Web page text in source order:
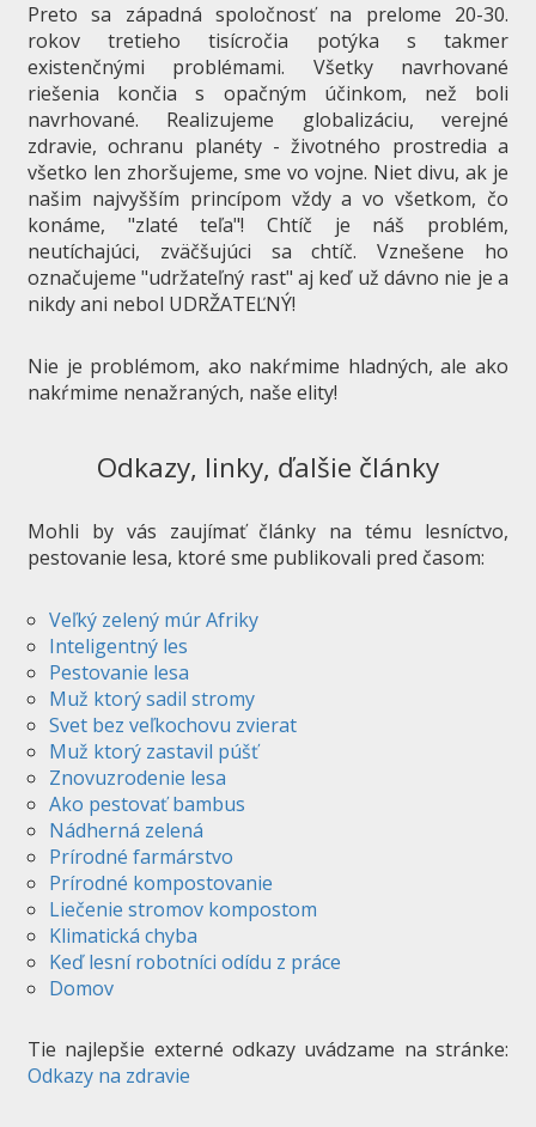
Preto sa západná spoločnosť na prelome 20-30.
rokov tretieho tisícročia potýka s takmer
existenčnými problémami. Všetky navrhované
riešenia končia s opačným účinkom, než boli
navrhované. Realizujeme globalizáciu, verejné
zdravie, ochranu planéty - životného prostredia a
všetko len zhoršujeme, sme vo vojne. Niet divu, ak je
našim najvyšším princípom vždy a vo všetkom, čo
konáme, "zlaté teľa"! Chtíč je náš problém,
neutíchajúci, zväčšujúci sa chtíč. Vznešene ho
označujeme "udržateľný rast" aj keď už dávno nie je a
nikdy ani nebol UDRŽATEĽNÝ!
Nie je problémom, ako nakŕmime hladných, ale ako
nakŕmime nenažraných, naše elity!
Odkazy, linky, ďalšie články
Mohli by vás zaujímať články na tému lesníctvo,
pestovanie lesa, ktoré sme publikovali pred časom:
Veľký zelený múr Afriky
Inteligentný les
Pestovanie lesa
Muž ktorý sadil stromy
Svet bez veľkochovu zvierat
Muž ktorý zastavil púšť
Znovuzrodenie lesa
Ako pestovať bambus
Nádherná zelená
Prírodné farmárstvo
Prírodné kompostovanie
Liečenie stromov kompostom
Klimatická chyba
Keď lesní robotníci odídu z práce
Domov
Tie najlepšie externé odkazy uvádzame na stránke:
Odkazy na zdravie